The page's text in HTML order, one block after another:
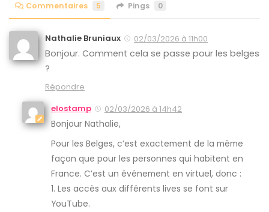
Commentaires 5 Pings 0
Nathalie Bruniaux 02/03/2026 à 11h00
Bonjour. Comment cela se passe pour les belges
?
Répondre
elostamp
02/03/2026 à 14h42
Bonjour Nathalie,
Pour les Belges, c’est exactement de la même
façon que pour les personnes qui habitent en
France. C’est un événement en virtuel, donc :
1. Les accès aux différents lives se font sur
YouTube.